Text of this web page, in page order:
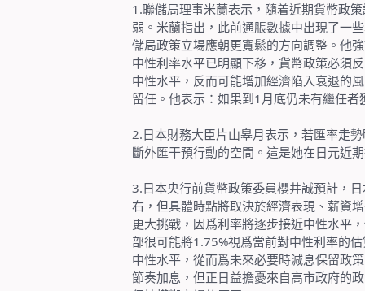
1.聯儲局理事米蘭表示，隨着近期貨幣政
弱。米蘭指出，此前通脹數據中出現了一
儲局政策立場應朝更寬鬆的方向調整。他
中性利率水平已明顯下移，貨幣政策必須
中性水平，反而可能增加經濟陷入衰退的
留任。他表示：如果到1 月底仍未有繼任者
2.日本財務大臣片山皋月表示，若匯率走
斷外匯干預行動的空間。這是她在日元近
3.日本央行前貨幣政策委員櫻井誠預計，
右，但具體時點將取決於經濟表現、薪資
更大挑戰，因爲利率將逐步接近中性水平
部很可能將1.75%視爲當前對中性利率的
中性水平，從而爲未來必要時減息保留政
節奏加息，但正日益擔憂來自高市政府的